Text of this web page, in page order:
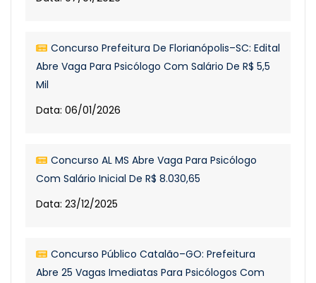
Concurso Prefeitura De Florianópolis–SC: Edital
Abre Vaga Para Psicólogo Com Salário De R$ 5,5
Mil
Data: 06/01/2026
Concurso AL MS Abre Vaga Para Psicólogo
Com Salário Inicial De R$ 8.030,65
Data: 23/12/2025
Concurso Público Catalão–GO: Prefeitura
Abre 25 Vagas Imediatas Para Psicólogos Com